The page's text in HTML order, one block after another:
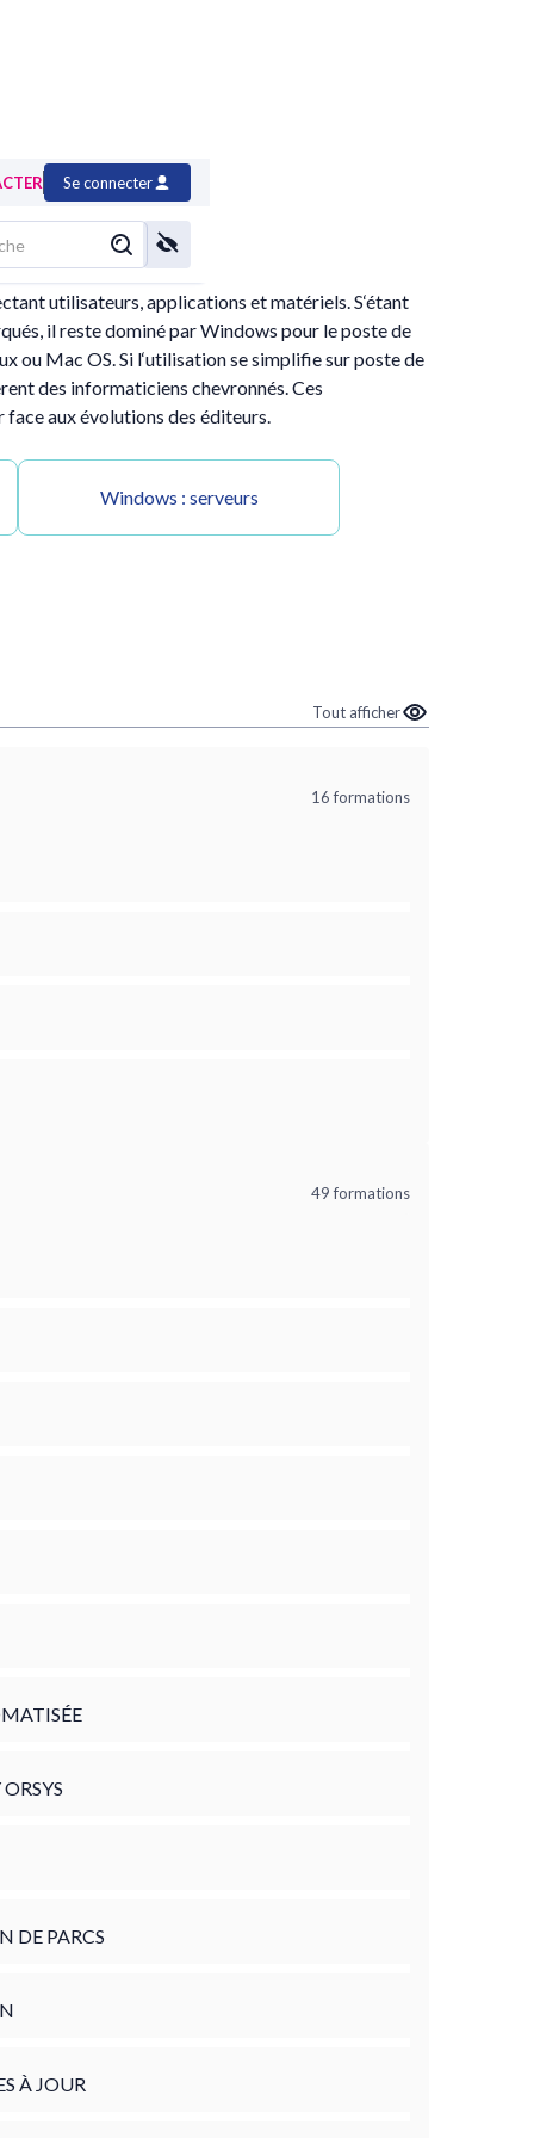
Se connecter
utilisateurs, applications et matériels. S‘étant
il reste dominé par Windows pour le poste de
ou Mac OS. Si l‘utilisation se simplifie sur poste de
des informaticiens chevronnés. Ces
aux évolutions des éditeurs.
Windows : serveurs
Tout afficher
16 formations
49 formations
DE PARCS
À JOUR